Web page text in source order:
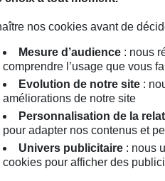
nos cookies avant de
Mesure d’audience : nous
comprendre l’usage que vous
Evolution de notre site :
améliorations de notre site
Personnalisation de la
pour adapter nos contenus et
Univers publicitaire : nous
cookies pour afficher des